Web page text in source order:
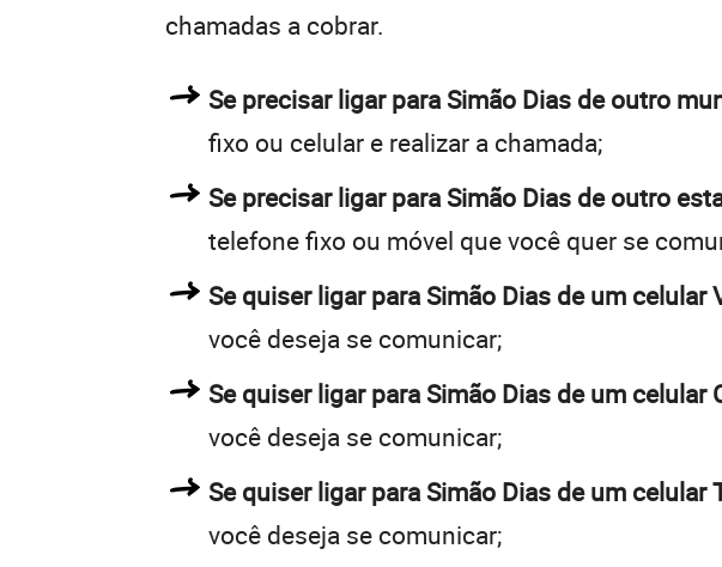
chamadas a cobrar.
Se precisar ligar para Simão Dias de outro
fixo ou celular e realizar a chamada;
Se precisar ligar para Simão Dias de outro
telefone fixo ou móvel que você quer se
Se quiser ligar para Simão Dias de um celular
você deseja se comunicar;
Se quiser ligar para Simão Dias de um celular
você deseja se comunicar;
Se quiser ligar para Simão Dias de um celular
você deseja se comunicar;